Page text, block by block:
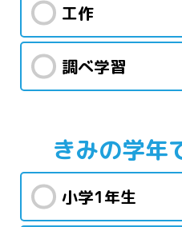
工作
調べ学習
きみの学年
小学1年生